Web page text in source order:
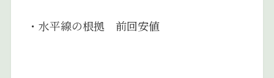
・水平線の根拠 前回安値